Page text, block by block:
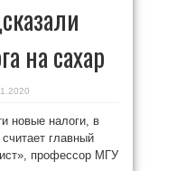
на сахар
новые налоги, в
главный
профессор МГУ